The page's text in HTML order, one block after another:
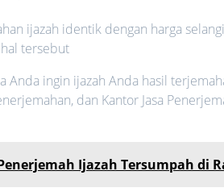
ijazah identik dengan harga
tersebut
Anda ingin ijazah Anda hasil
dan Kantor Jasa
Ijazah Tersumpah di